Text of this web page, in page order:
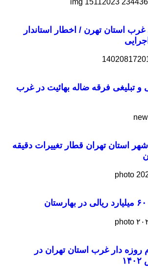
غرب استان تهرن / اخطار استاندار
و تبلیغی فرقه ضاله بهائیت در غرب
استان تهران قطار تغییرات دقیقه
دار غرب استان تهران در